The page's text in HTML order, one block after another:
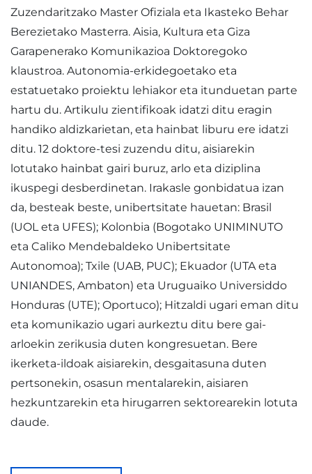
Zuzendaritzako Master Ofiziala eta Ikasteko Behar
Berezietako Masterra. Aisia, Kultura eta Giza
Garapenerako Komunikazioa Doktoregoko
klaustroa. Autonomia-erkidegoetako eta
estatuetako proiektu lehiakor eta itunduetan parte
hartu du. Artikulu zientifikoak idatzi ditu eragin
handiko aldizkarietan, eta hainbat liburu ere idatzi
ditu. 12 doktore-tesi zuzendu ditu, aisiarekin
lotutako hainbat gairi buruz, arlo eta diziplina
ikuspegi desberdinetan. Irakasle gonbidatua izan
da, besteak beste, unibertsitate hauetan: Brasil
(UOL eta UFES); Kolonbia (Bogotako UNIMINUTO
eta Caliko Mendebaldeko Unibertsitate
Autonomoa); Txile (UAB, PUC); Ekuador (UTA eta
UNIANDES, Ambaton) eta Uruguaiko Universiddo
Honduras (UTE); Oportuco); Hitzaldi ugari eman ditu
eta komunikazio ugari aurkeztu ditu bere gai-
arloekin zerikusia duten kongresuetan. Bere
ikerketa-ildoak aisiarekin, desgaitasuna duten
pertsonekin, osasun mentalarekin, aisiaren
hezkuntzarekin eta hirugarren sektorearekin lotuta
daude.